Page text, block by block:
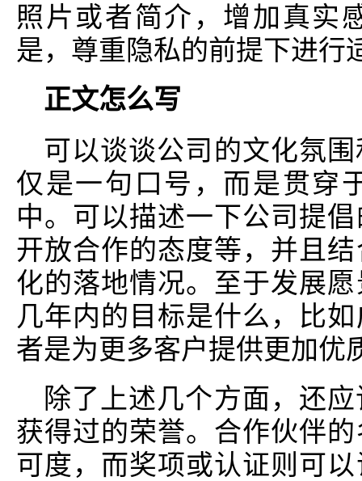
照片或者简介，增加真实
是，尊重隐私的前提下进行
正文怎么写
可以谈谈公司的文化氛
仅是一句口号，而是贯穿
中。可以描述一下公司提
开放合作的态度等，并且
化的落地情况。至于发展
几年内的目标是什么，比
者是为更多客户提供更加优
除了上述几个方面，还
获得过的荣誉。合作伙伴
可度，而奖项或认证则可